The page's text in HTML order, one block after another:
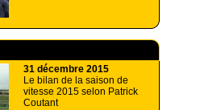
31 décembre 2015
Le bilan de la saison de
vitesse 2015 selon Patrick
Coutant